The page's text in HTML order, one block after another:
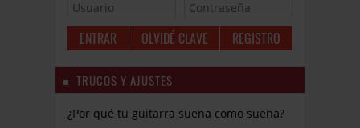
OLVIDÉ CLAVE REGISTRO
TRUCOS Y AJUSTES
¿Por qué tu guitarra suena como suena?